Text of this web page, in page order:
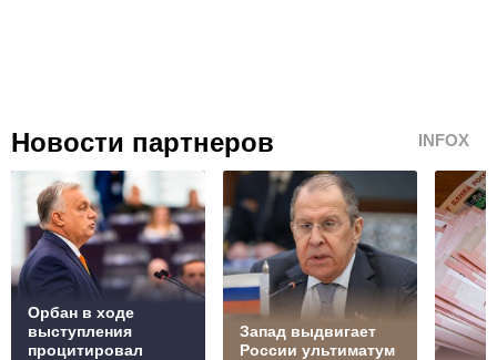
Новости партнеров INFOX
Орбан в ходе
выступления
процитировал
Запад выдвигает
России ультиматум